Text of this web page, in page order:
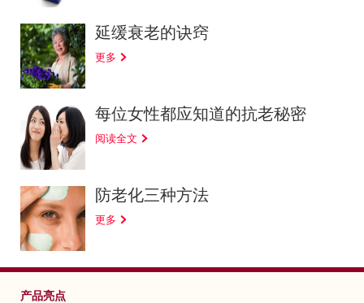
延缓衰老的诀窍
更多
每位女性都应知道的抗老秘密
阅读全文
防老化三种方法
更多
产品亮点